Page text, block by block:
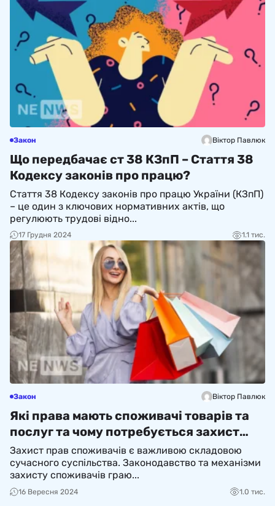
Закон Віктор Павлюк
Що передбачає ст 38 КЗпП – Стаття 38
Кодексу законів про працю?
Стаття 38 Кодексу законів про працю України (КЗпП)
– це один з ключових нормативних актів, що
регулюють трудові відно...
17 Грудня 2024 1.1 тис.
Закон Віктор Павлюк
Які права мають споживачі товарів та
послуг та чому потребується захист
прав споживачів
Захист прав споживачів є важливою складовою
сучасного суспільства. Законодавство та механізми
захисту споживачів граю...
16 Вересня 2024 1.0 тис.